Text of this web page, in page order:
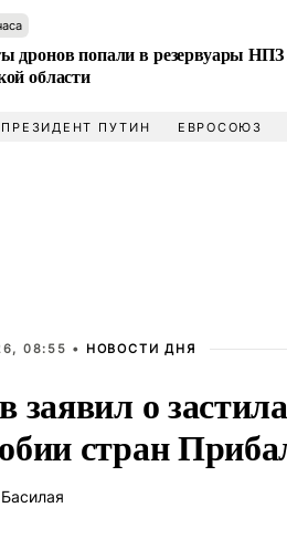
дронов попали в резервуары НПЗ
области
ПРЕЗИДЕНТ ПУТИН ЕВРОСОЮЗ
08:55 • НОВОСТИ ДНЯ
заявил о
стран